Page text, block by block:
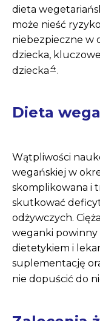
dieta
może nieść
niebezpieczne w
dziecka,
dziecka4.
Dieta
Wątpliwości
wegańskiej w
skomplikowana i
skutkować
odżywczych.
weganki powinny
dietetykiem i
suplementację
nie dopuścić do